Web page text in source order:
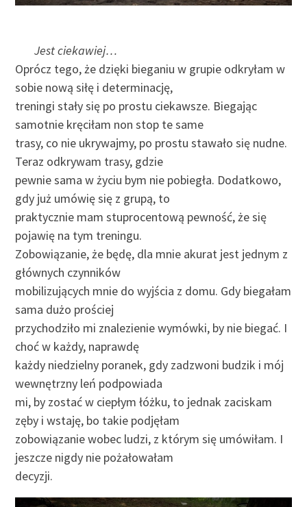
Jest ciekawiej…
Oprócz tego, że dzięki bieganiu w grupie odkryłam w
sobie nową siłę i determinację,
treningi stały się po prostu ciekawsze. Biegając
samotnie kręciłam non stop te same
trasy, co nie ukrywajmy, po prostu stawało się nudne.
Teraz odkrywam trasy, gdzie
pewnie sama w życiu bym nie pobiegła. Dodatkowo,
gdy już umówię się z grupą, to
praktycznie mam stuprocentową pewność, że się
pojawię na tym treningu.
Zobowiązanie, że będę, dla mnie akurat jest jednym z
głównych czynników
mobilizujących mnie do wyjścia z domu. Gdy biegałam
sama dużo prościej
przychodziło mi znalezienie wymówki, by nie biegać. I
choć w każdy, naprawdę
każdy niedzielny poranek, gdy zadzwoni budzik i mój
wewnętrzny leń podpowiada
mi, by zostać w ciepłym łóżku, to jednak zaciskam
zęby i wstaję, bo takie podjęłam
zobowiązanie wobec ludzi, z którym się umówiłam. I
jeszcze nigdy nie pożałowałam
decyzji.